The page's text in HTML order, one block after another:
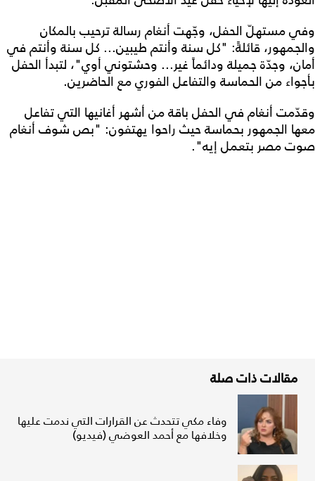
وفي مستهلّ الحفل، وجّهت أنغام رسالة ترحيب بالمكان
والجمهور، قائلةً: "كل سنة وأنتم طيبين... كل سنة وأنتم في
أمان، وجدّة جميلة ودائماً غير... وحشتوني أوي"، لتبدأ الحفل
بأجواء من الحماسة والتفاعل الفوري مع الحاضرين.
وقدّمت أنغام في الحفل باقة من أشهر أغانيها التي تفاعل
معها الجمهور بحماسة حيث راحوا يهتفون: "بص شوف أنغام
صوت مصر بتعمل إيه".
مقالات ذات صلة
وفاء مكي تتحدث عن القرارات التي ندمت عليها
وخلافها مع أحمد العوضي (فيديو)